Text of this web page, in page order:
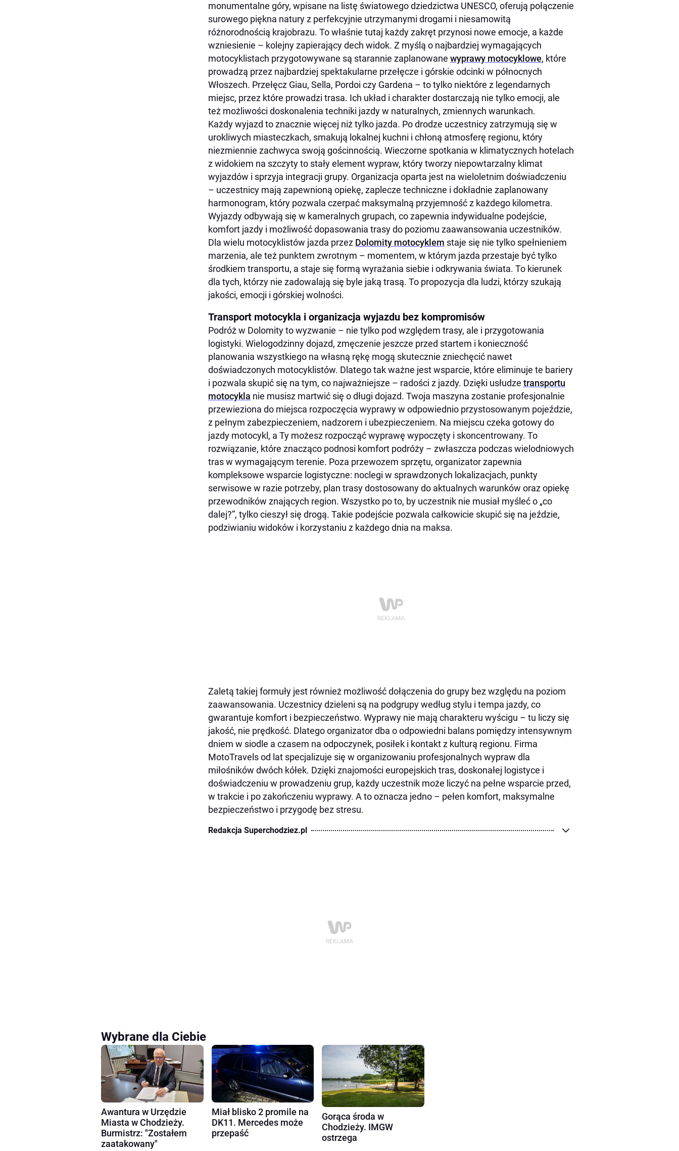
monumentalne góry, wpisane na listę światowego dziedzictwa UNESCO, oferują połączenie
surowego piękna natury z perfekcyjnie utrzymanymi drogami i niesamowitą
różnorodnością krajobrazu. To właśnie tutaj każdy zakręt przynosi nowe emocje, a każde
wzniesienie – kolejny zapierający dech widok. Z myślą o najbardziej wymagających
motocyklistach przygotowywane są starannie zaplanowane wyprawy motocyklowe, które
prowadzą przez najbardziej spektakularne przełęcze i górskie odcinki w północnych
Włoszech. Przełęcz Giau, Sella, Pordoi czy Gardena – to tylko niektóre z legendarnych
miejsc, przez które prowadzi trasa. Ich układ i charakter dostarczają nie tylko emocji, ale
też możliwości doskonalenia techniki jazdy w naturalnych, zmiennych warunkach.
Każdy wyjazd to znacznie więcej niż tylko jazda. Po drodze uczestnicy zatrzymują się w
urokliwych miasteczkach, smakują lokalnej kuchni i chłoną atmosferę regionu, który
niezmiennie zachwyca swoją gościnnością. Wieczorne spotkania w klimatycznych hotelach
z widokiem na szczyty to stały element wypraw, który tworzy niepowtarzalny klimat
wyjazdów i sprzyja integracji grupy. Organizacja oparta jest na wieloletnim doświadczeniu
– uczestnicy mają zapewnioną opiekę, zaplecze techniczne i dokładnie zaplanowany
harmonogram, który pozwala czerpać maksymalną przyjemność z każdego kilometra.
Wyjazdy odbywają się w kameralnych grupach, co zapewnia indywidualne podejście,
komfort jazdy i możliwość dopasowania trasy do poziomu zaawansowania uczestników.
Dla wielu motocyklistów jazda przez Dolomity motocyklem staje się nie tylko spełnieniem
marzenia, ale też punktem zwrotnym – momentem, w którym jazda przestaje być tylko
środkiem transportu, a staje się formą wyrażania siebie i odkrywania świata. To kierunek
dla tych, którzy nie zadowalają się byle jaką trasą. To propozycja dla ludzi, którzy szukają
jakości, emocji i górskiej wolności.
Transport motocykla i organizacja wyjazdu bez kompromisów
Podróż w Dolomity to wyzwanie – nie tylko pod względem trasy, ale i przygotowania
logistyki. Wielogodzinny dojazd, zmęczenie jeszcze przed startem i konieczność
planowania wszystkiego na własną rękę mogą skutecznie zniechęcić nawet
doświadczonych motocyklistów. Dlatego tak ważne jest wsparcie, które eliminuje te bariery
i pozwala skupić się na tym, co najważniejsze – radości z jazdy. Dzięki usłudze transportu
motocykla nie musisz martwić się o długi dojazd. Twoja maszyna zostanie profesjonalnie
przewieziona do miejsca rozpoczęcia wyprawy w odpowiednio przystosowanym pojeździe,
z pełnym zabezpieczeniem, nadzorem i ubezpieczeniem. Na miejscu czeka gotowy do
jazdy motocykl, a Ty możesz rozpocząć wyprawę wypoczęty i skoncentrowany. To
rozwiązanie, które znacząco podnosi komfort podróży – zwłaszcza podczas wielodniowych
tras w wymagającym terenie. Poza przewozem sprzętu, organizator zapewnia
kompleksowe wsparcie logistyczne: noclegi w sprawdzonych lokalizacjach, punkty
serwisowe w razie potrzeby, plan trasy dostosowany do aktualnych warunków oraz opiekę
przewodników znających region. Wszystko po to, by uczestnik nie musiał myśleć o „co
dalej?”, tylko cieszył się drogą. Takie podejście pozwala całkowicie skupić się na jeździe,
podziwianiu widoków i korzystaniu z każdego dnia na maksa.
Zaletą takiej formuły jest również możliwość dołączenia do grupy bez względu na poziom
zaawansowania. Uczestnicy dzieleni są na podgrupy według stylu i tempa jazdy, co
gwarantuje komfort i bezpieczeństwo. Wyprawy nie mają charakteru wyścigu – tu liczy się
jakość, nie prędkość. Dlatego organizator dba o odpowiedni balans pomiędzy intensywnym
dniem w siodle a czasem na odpoczynek, posiłek i kontakt z kulturą regionu. Firma
MotoTravels od lat specjalizuje się w organizowaniu profesjonalnych wypraw dla
miłośników dwóch kółek. Dzięki znajomości europejskich tras, doskonałej logistyce i
doświadczeniu w prowadzeniu grup, każdy uczestnik może liczyć na pełne wsparcie przed,
w trakcie i po zakończeniu wyprawy. A to oznacza jedno – pełen komfort, maksymalne
bezpieczeństwo i przygodę bez stresu.
Redakcja Superchodziez.pl
Wybrane dla Ciebie
Awantura w Urzędzie
Miasta w Chodzieży.
Burmistrz: "Zostałem
zaatakowany"
Miał blisko 2 promile na
DK11. Mercedes może
przepaść
Gorąca środa w
Chodzieży. IMGW
ostrzega